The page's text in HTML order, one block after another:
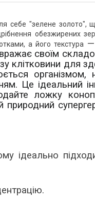
себе "зелене золото",
обезжирених
а його текстура —
своїм
клітковини для
організмом,
Це ідеальний
ложку
ідеально